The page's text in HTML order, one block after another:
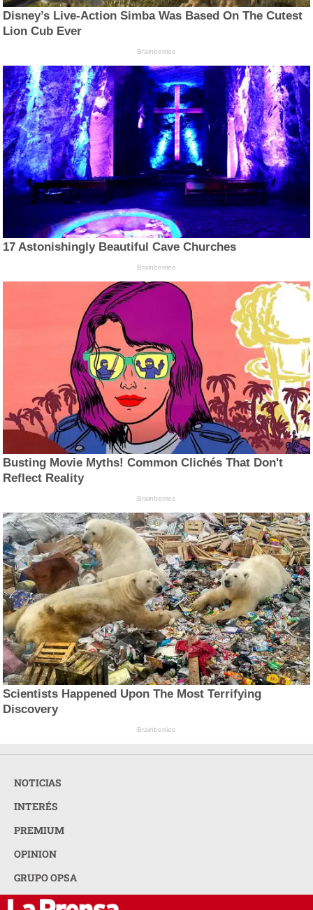
Disney’s Live-Action Simba Was Based On The Cutest
Lion Cub Ever
Brainberries
17 Astonishingly Beautiful Cave Churches
Brainberries
Busting Movie Myths! Common Clichés That Don't
Reflect Reality
Brainberries
Scientists Happened Upon The Most Terrifying
Discovery
Brainberries
NOTICIAS
INTERÉS
PREMIUM
OPINION
GRUPO OPSA